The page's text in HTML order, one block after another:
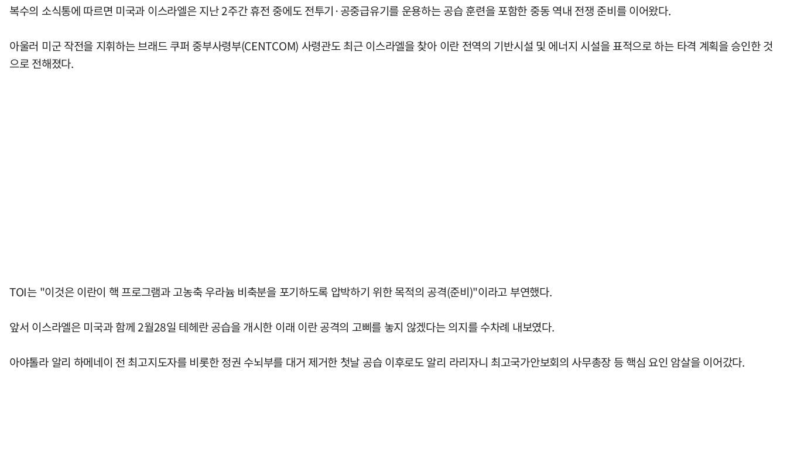
복수의 소식통에 따르면 미국과 이스라엘은 지난 2주간 휴전 중에도 전투기·공중급유기를 운용하는 공습 훈련을 포함한 중동 역내 전쟁 준비를 이어왔다.
아울러 미군 작전을 지휘하는 브래드 쿠퍼 중부사령부(CENTCOM) 사령관도 최근 이스라엘을 찾아 이란 전역의 기반시설 및 에너지 시설을 표적으로 하는 타격 계획을 승인한 것
으로 전해졌다.
TOI는 "이것은 이란이 핵 프로그램과 고농축 우라늄 비축분을 포기하도록 압박하기 위한 목적의 공격(준비)"이라고 부연했다.
앞서 이스라엘은 미국과 함께 2월28일 테헤란 공습을 개시한 이래 이란 공격의 고삐를 놓지 않겠다는 의지를 수차례 내보였다.
아야톨라 알리 하메네이 전 최고지도자를 비롯한 정권 수뇌부를 대거 제거한 첫날 공습 이후로도 알리 라리자니 최고국가안보회의 사무총장 등 핵심 요인 암살을 이어갔다.